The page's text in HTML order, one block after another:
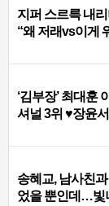
지퍼 스르륵 내
“왜 저래vs이게
‘김부장’ 최대훈
셔널 3위 ♥장윤
송혜교, 남사친
었을 뿐인데…빛